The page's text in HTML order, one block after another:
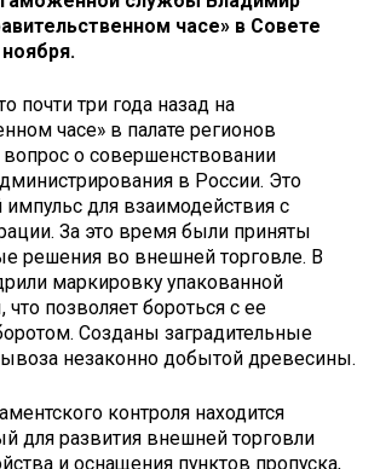
часе» в Совете
почти три года назад на
часе» в палате регионов
вопрос о совершенствовании
в России. Это
для взаимодействия с
За это время были приняты
решения во внешней торговле. В
маркировку упакованной
позволяет бороться с ее
Созданы заградительные
незаконно добытой древесины.
контроля находится
для развития внешней торговли
и оснащения пунктов пропуска,